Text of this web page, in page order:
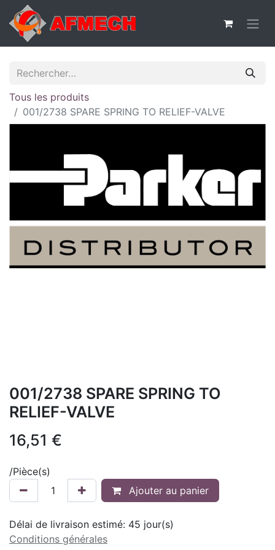
Tous les produits
001/2738 SPARE SPRING TO RELIEF-VALVE
001/2738 SPARE SPRING TO
RELIEF-VALVE
16,51 €
/Pièce(s)
Ajouter au panier
Délai de livraison estimé: 45 jour(s)
Conditions générales